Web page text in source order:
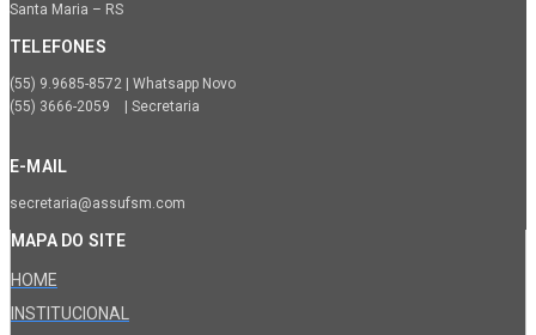
Santa Maria – RS
TELEFONES
(55) 9.9685-8572 | Whatsapp Novo
(55) 3666-2059 | Secretaria
E-MAIL
secretaria@assufsm.com
MAPA DO SITE
HOME
INSTITUCIONAL